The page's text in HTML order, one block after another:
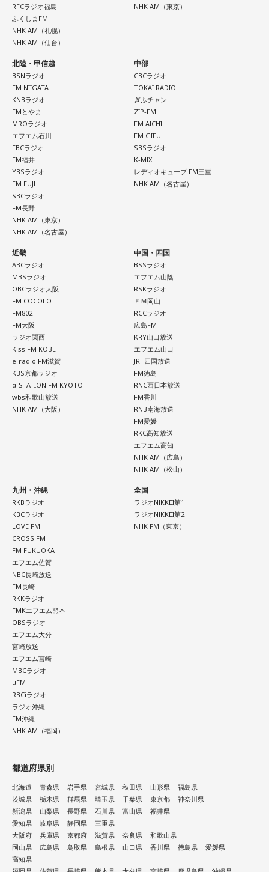
RFCラジオ福島
ふくしまFM
NHK AM（札幌）
NHK AM（仙台）
NHK AM（東京）
北陸・甲信越
BSNラジオ
FM NIIGATA
KNBラジオ
FMとやま
MROラジオ
エフエム石川
FBCラジオ
FM福井
YBSラジオ
FM FUJI
SBCラジオ
FM長野
NHK AM（東京）
NHK AM（名古屋）
中部
CBCラジオ
TOKAI RADIO
ぎふチャン
ZIP-FM
FM AICHI
FM GIFU
SBSラジオ
K-MIX
レディオキューブ FM三重
NHK AM（名古屋）
近畿
ABCラジオ
MBSラジオ
OBCラジオ大阪
FM COCOLO
FM802
FM大阪
ラジオ関西
Kiss FM KOBE
e-radio FM滋賀
KBS京都ラジオ
α-STATION FM KYOTO
wbs和歌山放送
NHK AM（大阪）
中国・四国
BSSラジオ
エフエム山陰
RSKラジオ
ＦＭ岡山
RCCラジオ
広島FM
KRY山口放送
エフエム山口
JRT四国放送
FM徳島
RNC西日本放送
FM香川
RNB南海放送
FM愛媛
RKC高知放送
エフエム高知
NHK AM（広島）
NHK AM（松山）
九州・沖縄
RKBラジオ
KBCラジオ
LOVE FM
CROSS FM
FM FUKUOKA
エフエム佐賀
NBC長崎放送
FM長崎
RKKラジオ
FMKエフエム熊本
OBSラジオ
エフエム大分
宮崎放送
エフエム宮崎
MBCラジオ
μFM
RBCiラジオ
ラジオ沖縄
FM沖縄
NHK AM（福岡）
全国
ラジオNIKKEI第1
ラジオNIKKEI第2
NHK FM（東京）
都道府県別
北海道 青森県 岩手県 宮城県 秋田県 山形県
福島県
茨城県
栃木県 群馬県 埼玉県 千葉県 東京都
神奈川県
新潟県
山梨県 長野県 石川県 富山県
福井県
愛知県
岐阜県 静岡県
三重県
大阪府
兵庫県 京都府 滋賀県 奈良県
和歌山県
岡山県
広島県 鳥取県 島根県 山口県 香川県 徳島県
愛媛県
高知県